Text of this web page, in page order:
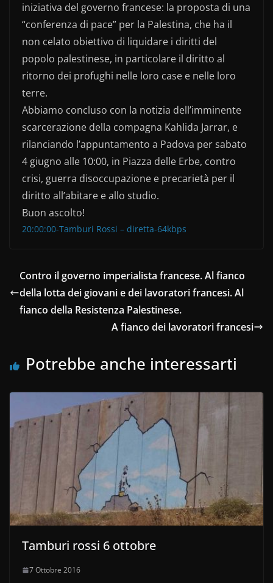
iniziativa del governo francese: la proposta di una
“conferenza di pace” per la Palestina, che ha il
non celato obiettivo di liquidare i diritti del
popolo palestinese, in particolare il diritto al
ritorno dei profughi nelle loro case e nelle loro
terre.
Abbiamo concluso con la notizia dell’imminente
scarcerazione della compagna Kahlida Jarrar, e
rilanciando l’appuntamento a Padova per sabato
4 giugno alle 10:00, in Piazza delle Erbe, contro
crisi, guerra disoccupazione e precarietà per il
diritto all’abitare e allo studio.
Buon ascolto!
20:00:00-Tamburi Rossi – diretta-64kbps
Contro il governo imperialista francese. Al fianco
della lotta dei giovani e dei lavoratori francesi. Al
fianco della Resistenza Palestinese.
A fianco dei lavoratori francesi
Potrebbe anche interessarti
Tamburi rossi 6 ottobre
7 Ottobre 2016